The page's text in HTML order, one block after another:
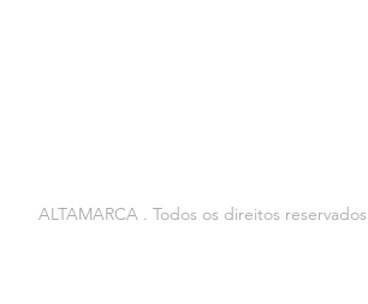
ALTAMARCA . Todos os direitos reservados